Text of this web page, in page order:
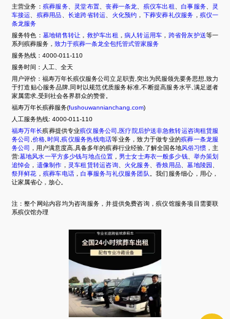
主营业务： 殡葬服务、 灵堂布置 、丧葬一条龙 殡仪车出租 、白事服务
灵
车接运
殡葬用品 长途跨省转运 火化预约 ， 下葬安葬礼仪服务 ， 殡仪一
条龙服务
服务特色： 墓地销售转让 ， 救护车出租 ， 病人转运用车 ， 跨省骨灰护送等一
系列殡葬服务， 致力于殡葬一条龙全包托管式管家服务
服务热线：4000-011-110
服务时间：人工、全天
用户评价：福寿万年长殡仪服务公司立足职责,突出为民服领先要务思想,致力
于打造贴心服务品牌,同时以规范优质服务标准,不断提高服务水平,满足逝者
家属需求,受到社会各界群众的赞誉。
福寿万年长殡葬服务(fushouwannianchang.com)
人工服务热线: 4000-011-110
福寿万年长殡葬提供专业殡仪服务公司 医疗院后护送非急救转运咨询租赁服
务公司 价格 时间 殡仪服务热线电话等业务，致力于做专业的殡葬一条龙服
务公司
，用户满意度高,具备多年的殡葬行业经验,了解全国各地风俗习惯 ，主
营:墓地风水一平方多少钱与地点位置 ， 男士女士寿衣一般多少钱、 举办策划
追悼会 ， 遗像制作 ， 灵车租赁转运咨询、 火化服务、香烛用品 、墓地陵园
祭拜鲜花 ， 殡葬车电话 ，白事服务与礼仪服务团队
。我们服务细心，用心，
让家属省心，放心。
注：整个网站内容均为咨询服务，并提供免费咨询，殡仪馆服务项目需要联
系殡仪馆办理